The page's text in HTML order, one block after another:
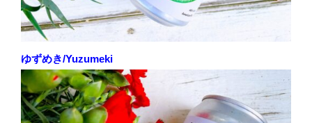
ゆずめき/Yuzumeki